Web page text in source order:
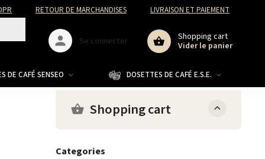
RETOUR DE MARCHANDISES LIVRAISON ET PAIEMENT
Shopping cart
Vider le panier
Se connecter
DE CAFÉ SENSEO DOSETTES DE CAFÉ E.S.E.
Shopping cart
Categories